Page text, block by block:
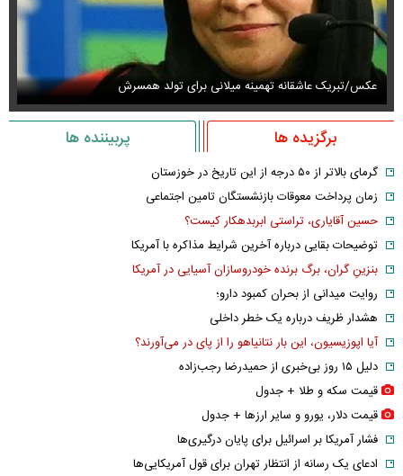
عکس/تبریک عاشقانه تهمینه میلانی برای تولد همسرش
برگزیده ها پربیننده ها
گرمای بالاتر از ۵۰ درجه از این تاریخ در خوزستان
زمان پرداخت معوقات بازنشستگان تامین اجتماعی
حسین آقایاری، تراستی ابربدهکار کیست؟
توضیحات بقایی درباره آخرین شرایط مذاکره با آمریکا
بنزینِ گران، برگ برنده خودروسازان آسیایی در آمریکا
روایت میدانی از بحران کمبود دارو؛
هشدار ظریف درباره یک خطر داخلی
آیا اپوزیسیون، این بار نتانیاهو را از پای در می‌آورند؟
دلیل ۱۵ روز بی‌خبری از حمیدرضا رجب‌زاده
قیمت سکه و طلا + جدول
قیمت دلار، یورو و سایر ارز‌ها + جدول
فشار آمریکا بر اسرائیل برای پایان درگیری‌ها
ادعای یک رسانه از انتظار تهران برای قول آمریکایی‌ها